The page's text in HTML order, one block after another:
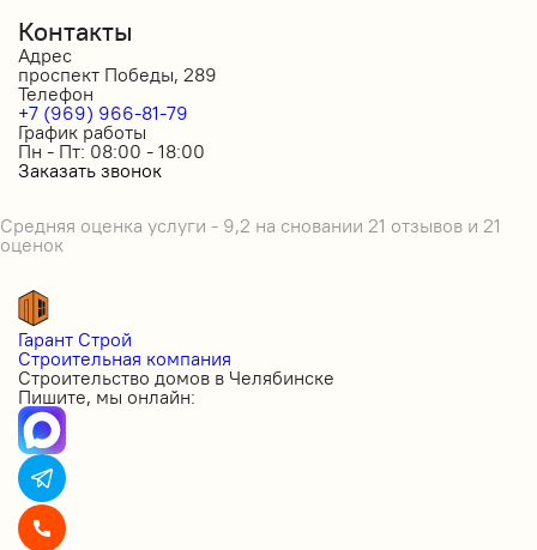
Контакты
Адрес
проспект Победы, 289
Телефон
+7 (969) 966-81-79
График работы
Пн - Пт: 08:00 - 18:00
Заказать звонок
Средняя оценка услуги - 9,2 на сновании 21 отзывов и 21
оценок
Гарант Строй
Строительная компания
Строительство домов в Челябинске
Пишите, мы онлайн: